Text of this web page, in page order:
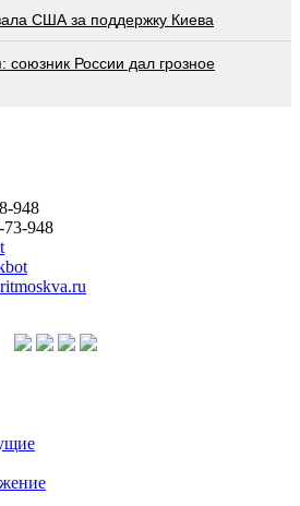
США за поддержку Киева
союзник России дал грозное
948
73-948